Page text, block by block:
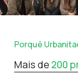
Porquê
Mais de200